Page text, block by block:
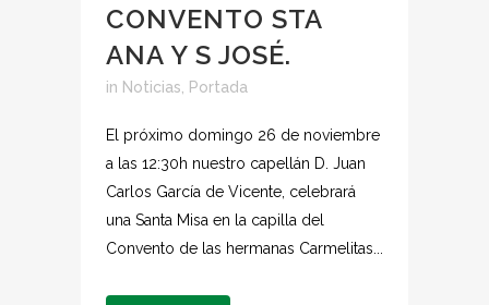
CONVENTO STA
ANA Y S JOSÉ.
in Noticias Portada
El próximo domingo 26 de noviembre
a las 12:30h nuestro capellán D. Juan
Carlos García de Vicente, celebrará
una Santa Misa en la capilla del
Convento de las hermanas Carmelitas...